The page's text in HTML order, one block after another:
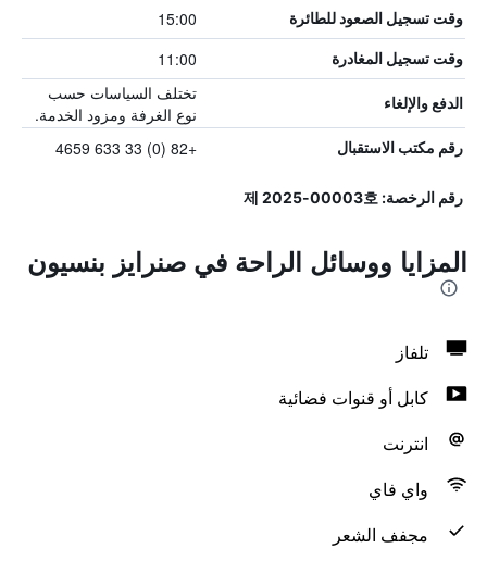
وقت تسجيل الصعود للطائرة 15:00
وقت تسجيل المغادرة 11:00
الدفع والإلغاء
تختلف السياسات حسب
نوع الغرفة ومزود الخدمة.
رقم مكتب الاستقبال +82 (0) 33 633 4659
رقم الرخصة: 제 2025-00003호
المزايا ووسائل الراحة في صنرايز بنسيون
تلفاز
كابل أو قنوات فضائية
انترنت
واي فاي
مجفف الشعر